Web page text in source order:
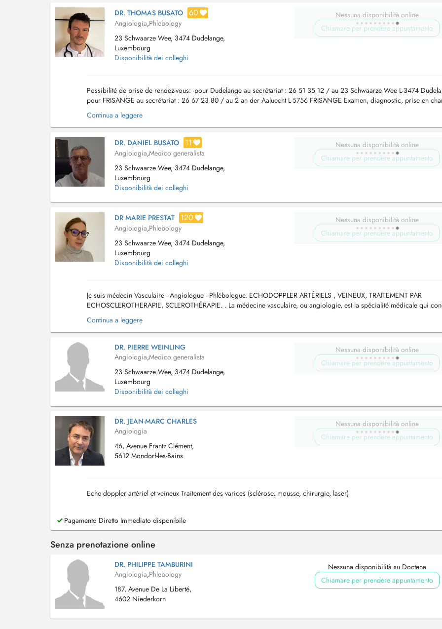
DR. THOMAS BUSATO 60
Angiologia,Phlebology
23 Schwaarze Wee, 3474 Dudelange,
Luxembourg
Disponibilità dei colleghi
Nessuna disponibilità online
Chiamare per prendere appuntamento
Possibilité de prise de rendez-vous: -pour Dudelange au secrétariat : 26 51 35 12 / au 23 Schwaarze Wee L-3474
pour FRISANGE au secrétariat : 26 67 23 80 / au 2 an der Aaluecht L-5756 FRISANGE Examen, diagnostic, prise en
traitement de la pathologie vasculaire ...
Continua a leggere
DR. DANIEL BUSATO 11
Angiologia,Medico generalista
23 Schwaarze Wee, 3474 Dudelange,
Luxembourg
Disponibilità dei colleghi
Nessuna disponibilità online
Chiamare per prendere appuntamento
DR MARIE PRESTAT 120
Angiologia,Phlebology
23 Schwaarze Wee, 3474 Dudelange,
Luxembourg
Disponibilità dei colleghi
Nessuna disponibilità online
Chiamare per prendere appuntamento
Je suis médecin Vasculaire - Angiologue - Phlébologue. ECHODOPPLER ARTÉRIELS , VEINEUX, TRAITEMENT PAR
ECHOSCLEROTHERAPIE, SCLEROTHÉRAPIE. . La médecine vasculaire, ou angiologie, est la spécialité médicale qui
les pathologies des vaisseaux : artères, veines, lymphatiques, microcirculati...
Continua a leggere
DR. PIERRE WEINLING
Angiologia,Medico generalista
23 Schwaarze Wee, 3474 Dudelange,
Luxembourg
Disponibilità dei colleghi
Nessuna disponibilità online
Chiamare per prendere appuntamento
DR. JEAN-MARC CHARLES
Angiologia
46, Avenue Frantz Clément,
5612 Mondorf-les-Bains
Nessuna disponibilità online
Chiamare per prendere appuntamento
Echo-doppler artériel et veineux Traitement des varices (sclérose, mousse, chirurgie, laser)
Pagamento Diretto Immediato disponibile
Senza prenotazione online
DR. PHILIPPE TAMBURINI
Angiologia,Phlebology
187, Avenue De La Liberté,
4602 Niederkorn
Nessuna disponibilità su Doctena
Chiamare per prendere appuntamento